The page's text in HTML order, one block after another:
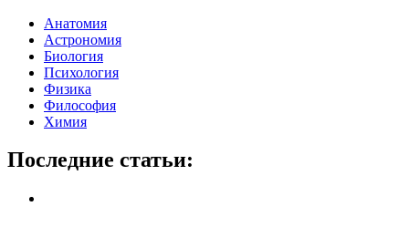
Анатомия
Астрономия
Биология
Психология
Физика
Философия
Химия
Последние статьи: